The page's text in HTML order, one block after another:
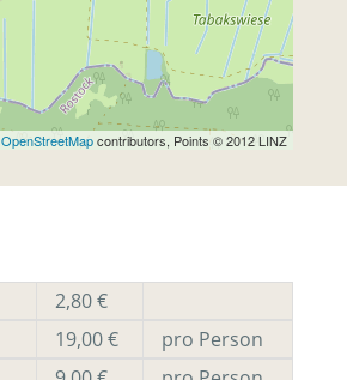
OpenStreetMapcontributors, Points © 2012 LINZ
2,80 €
19,00 €
pro Person